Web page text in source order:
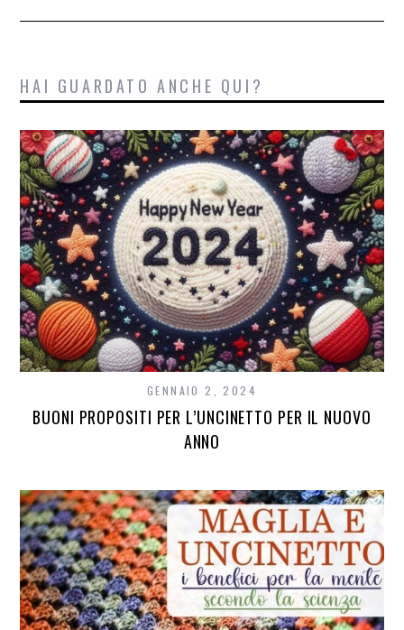
HAI GUARDATO ANCHE QUI?
GENNAIO 2, 2024
BUONI PROPOSITI PER L’UNCINETTO PER IL NUOVO
ANNO